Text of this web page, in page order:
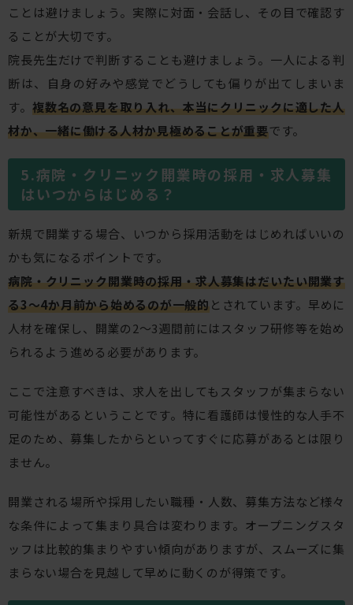
ことは避けましょう。実際に対面・会話し、その目で確認す
ることが大切です。
院長先生だけで判断することも避けましょう。一人による判
断は、自身の好みや感覚でどうしても偏りが出てしまいま
す。 複数名の意見を取り入れ、本当にクリニックに適した人
材か、一緒に働ける人材か見極めることが重要です。
病院・クリニック開業時の採用・求人募集
はいつからはじめる？
新規で開業する場合、いつから採用活動をはじめればいいの
かも気になるポイントです。
病院・クリニック開業時の採用・求人募集はだいたい開業す
る3～4か月前から始めるのが一般的とされています。早めに
人材を確保し、開業の2～3週間前にはスタッフ研修等を始め
られるよう進める必要があります。
ここで注意すべきは、求人を出してもスタッフが集まらない
可能性があるということです。特に看護師は慢性的な人手不
足のため、募集したからといってすぐに応募があるとは限り
ません。
開業される場所や採用したい職種・人数、募集方法など様々
な条件によって集まり具合は変わります。オープニングスタ
ッフは比較的集まりやすい傾向がありますが、スムーズに集
まらない場合を見越して早めに動くのが得策です。